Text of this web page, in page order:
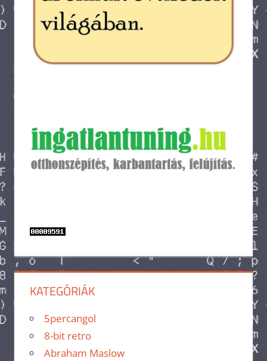
KATEGÓRIÁK
5percangol
8-bit retro
Abraham Maslow